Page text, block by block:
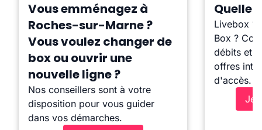
Vous emménagez à
Roches-sur-Marne ?
Vous voulez changer de
box ou ouvrir une
nouvelle ligne ?
Nos conseillers sont à votre
disposition pour vous guider
dans vos démarches.
Quelle
Livebox ?
Box ?
débits et
offres
d'accès.
Je